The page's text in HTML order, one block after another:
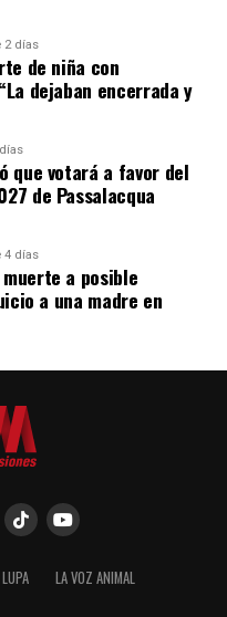
2 días
de niña con
dejaban encerrada y
que votará a favor del
de Passalacqua
4 días
a posible
a una madre en
LA VOZ ANIMAL